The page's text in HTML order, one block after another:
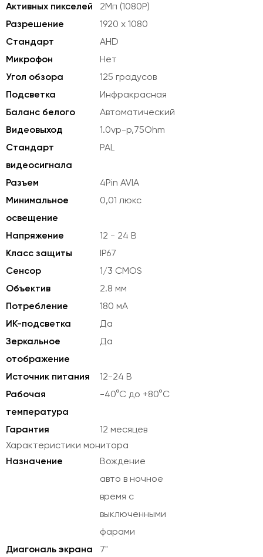
Активных пикселей
2Мп (1080P)
Разрешение
1920 х 1080
Стандарт
AHD
Микрофон
Нет
Угол обзора
125 градусов
Подсветка
Инфракрасная
Баланс белого
Автоматический
Видеовыход
1.0vp-p,75Ohm
Стандарт
видеосигнала
PAL
Разъем
4Pin AVIA
Минимальное
освещение
0,01 люкс
Напряжение
12 - 24 В
Класс защиты
IP67
Сенсор
1/3 CMOS
Объектив
2.8 мм
Потребление
180 мА
ИК-подсветка
Да
Зеркальное
отображение
Да
Источник питания
12-24 В
Рабочая
температура
-40°C до +80°C
Гарантия
12 месяцев
Характеристики монитора
Назначение
Вождение
авто в ночное
время с
выключенными
фарами
Диагональ экрана
7"